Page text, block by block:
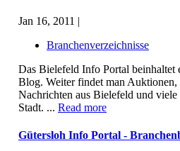
Jan 16, 2011 |
Branchenverzeichnisse
Das Bielefeld Info Portal beinhaltet
Blog. Weiter findet man
Nachrichten aus Bielefeld und
Stadt. ... Read more
Gütersloh Info Portal -